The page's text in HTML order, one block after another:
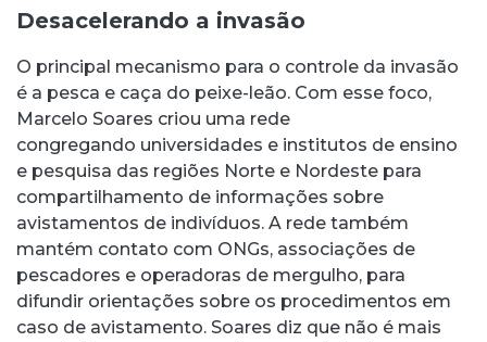
Desacelerando a invasão
O principal mecanismo para o controle da invasão
é a pesca e caça do peixe-leão. Com esse foco,
Marcelo Soares criou uma rede
congregando universidades e institutos de ensino
e pesquisa das regiões Norte e Nordeste para
compartilhamento de informações sobre
avistamentos de indivíduos. A rede também
mantém contato com ONGs, associações de
pescadores e operadoras de mergulho, para
difundir orientações sobre os procedimentos em
caso de avistamento. Soares diz que não é mais